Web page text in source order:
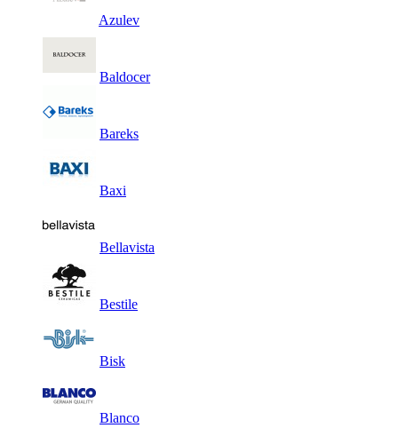
Azulev
Baldocer
Bareks
Baxi
Bellavista
Bestile
Bisk
Blanco